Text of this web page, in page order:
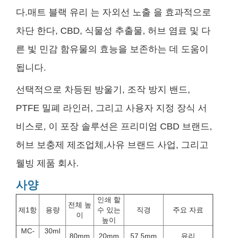
다.매트 블랙 유리 는 자외선 노출 을 효과적으로
차단 한다, CBD, 식물성 추출물, 허브 염료 및 다
른 빛 민감 함유물의 효능을 보존하는 데 도움이
됩니다.
선택적으로 차등된 방울기, 조작 방지 밴드,
PTFE 밀폐 라인러, 그리고 사용자 지정 장식 서
비스로, 이 포장 솔루션은 프리미엄 CBD 브랜드,
허브 보충제 제조업체,사유 브랜드 사업, 그리고
웰빙 제품 회사.
사양
제1항 용량
전체 높
이
인쇄 할
수 있는
높이
직경 주요 자료
MC-
30ml
80mm 20mm 57.5mm 유리